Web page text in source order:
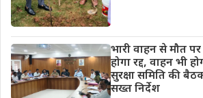
भारी वाहन से मौत
होगा रद्द, वाहन भी
सुरक्षा समिति की
सख्त निर्देश